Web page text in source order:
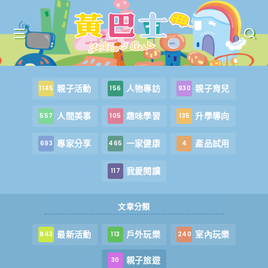
1145 親子活動 156 人物專訪 930 親子育兒
557 人間美事 105 趣味學習 135 升學導向
693 專家分享 465 一家健康 4 產品試用
117 我愛閱讀
文章分類
843 最新活動 113 戶外玩樂 240 室內玩樂
30 親子旅遊